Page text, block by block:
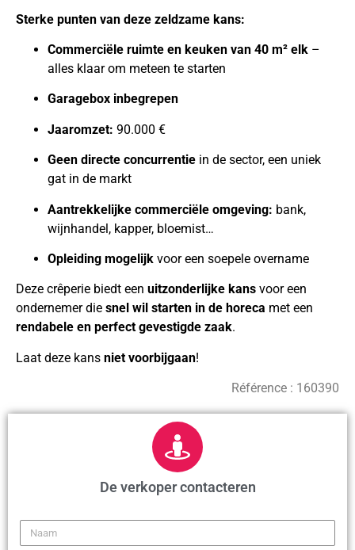
Sterke punten van deze zeldzame kans:
Commerciële ruimte en keuken van 40 m² elk –
alles klaar om meteen te starten
Garagebox inbegrepen
Jaaromzet: 90.000 €
Geen directe concurrentie in de sector, een uniek
gat in de markt
Aantrekkelijke commerciële omgeving: bank,
wijnhandel, kapper, bloemist…
Opleiding mogelijk voor een soepele overname
Deze crêperie biedt een uitzonderlijke kans voor een
ondernemer die snel wil starten in de horeca met een
rendabele en perfect gevestigde zaak.
Laat deze kans niet voorbijgaan!
Référence : 160390
De verkoper contacteren